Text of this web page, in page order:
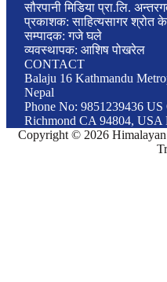
सौरपानी मिडिया प्रा.लि.
प्रकाशक: साहित्यसागर श्रोत
सम्पादक: गजे घले
व्यवस्थापक: आशिष पोखरेल
CONTACT
Balaju 16 Kathmandu
Nepal
Phone No: 9851239436
Richmond CA 94804, USA
Copyright © 2026